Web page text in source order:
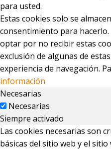
para usted.
Estas cookies solo se
consentimiento para
optar por no recibir estas
exclusión de algunas de
experiencia de navegación.
información
Necesarias
Necesarias
Siempre activado
Las cookies necesarias son
básicas del sitio web y el